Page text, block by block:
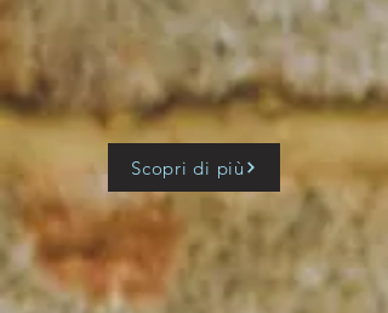
Scopri di più